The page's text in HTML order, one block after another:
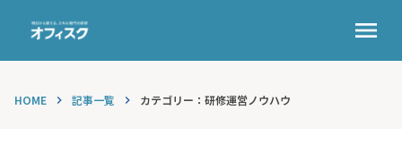
menu
HOME keyboard_arrow_right 記事一覧 keyboard_arrow_right カテゴリー：研修運営ノウハウ